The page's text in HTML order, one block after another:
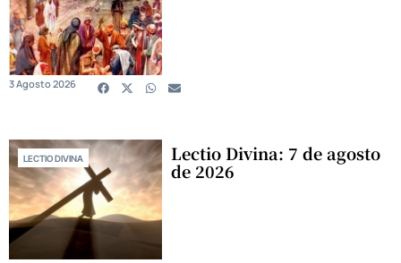
3 Agosto 2026
LECTIO DIVINA Lectio Divina: 7 de agosto
de 2026